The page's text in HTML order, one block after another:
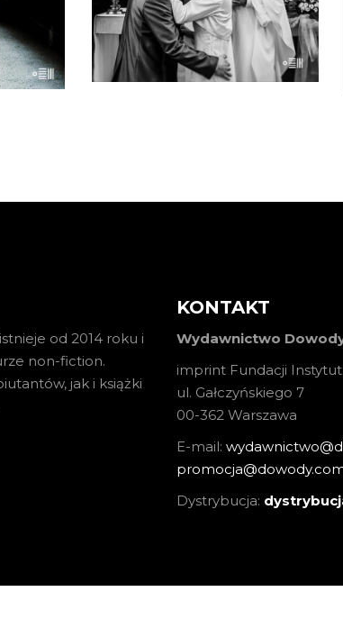
zł
E-BOOK DO
KOSZYKA
wstał na szóstą?
od 2014 roku i
non-fiction.
jak i książki
KONTAKT
Wydawnictwo
imprint Fundacji
ul. Gałczyńskiego 7
00-362 Warszawa
E-mail:
Dystrybucja: